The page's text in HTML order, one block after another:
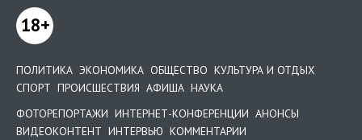
18+
ПОЛИТИКА ЭКОНОМИКА ОБЩЕСТВО КУЛЬТУРА И ОТДЫХ
СПОРТ ПРОИСШЕСТВИЯ АФИША НАУКА
ФОТОРЕПОРТАЖИ ИНТЕРНЕТ-КОНФЕРЕНЦИИ АНОНСЫ
ВИДЕОКОНТЕНТ ИНТЕРВЬЮ КОММЕНТАРИИ